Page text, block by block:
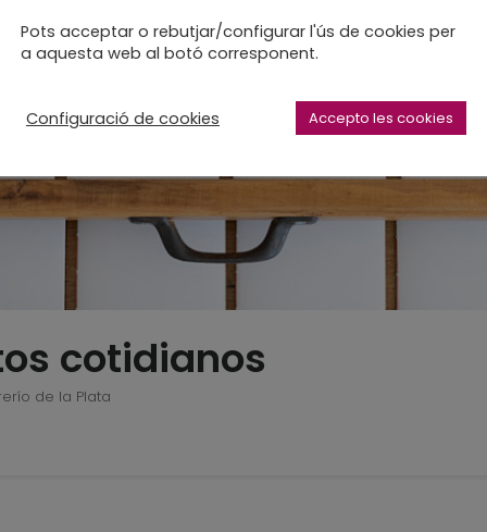
cotidianos
de la Plata
Pots acceptar o rebutjar/configurar l'ús de cookies per
a aquesta web al botó corresponent.
Configuració de cookies Accepto les cookies